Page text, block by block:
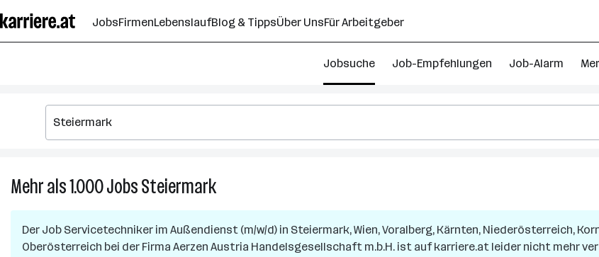
Seiteninhalt
springen
JobsFirmenLebenslaufBlog & TippsÜber UnsFür Arbeitgeber
Jobsuche Job-Empfehlungen Job-Alarm
Mehr als 1.000JobsSteiermarkMehr
Jobs
in
Der Job Servicetechniker im Außendienst (m/w/d) in Steiermark, Wien, Voralberg, Kärnten, Niederösterreich,
Oberösterreich bei der Firma Aerzen Austria Handelsgesellschaft m.b.H. ist auf karriere.at leider nicht mehr